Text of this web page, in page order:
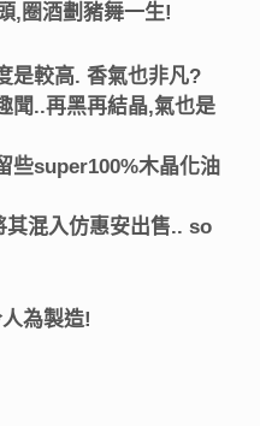
,圈酒劃豬舞一生!
是較高. 香氣也非凡?
聞..再黑再結晶,氣也是
些super100%木晶化油
混入仿惠安出售.. so
為製造!